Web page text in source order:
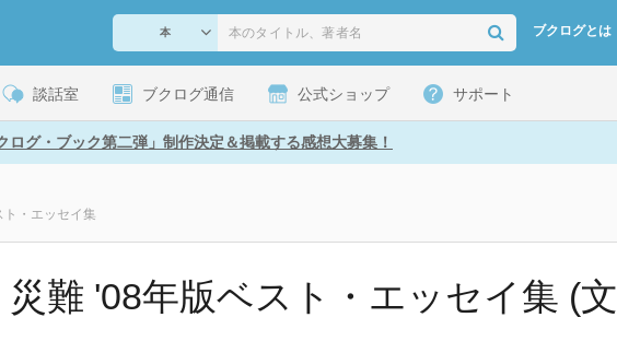
ブクログとは
談話室 ブクログ通信 公式ショップ サポート
ログ・ブック第二弾」制作決定＆掲載する感想大募集！
・エッセイ集
難 '08年版ベスト・エッセイ集 (